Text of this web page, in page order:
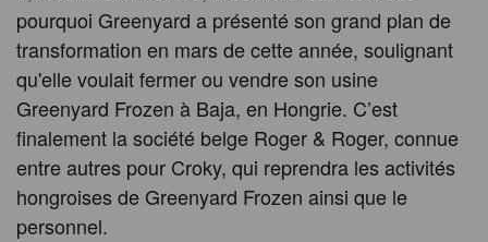
pourquoi Greenyard a présenté son grand plan de
transformation en mars de cette année, soulignant
qu'elle voulait fermer ou vendre son usine
Greenyard Frozen à Baja, en Hongrie. C’est
finalement la société belge Roger & Roger, connue
entre autres pour Croky, qui reprendra les activités
hongroises de Greenyard Frozen ainsi que le
personnel.